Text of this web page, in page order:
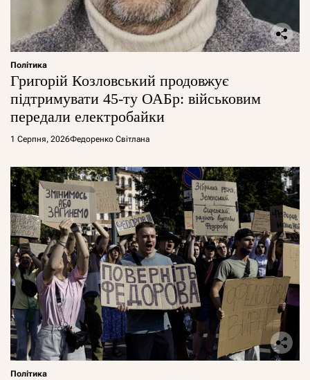
Політика
Григорій Козловський продовжує
підтримувати 45-ту ОАБр: військовим
передали електробайки
1 Серпня, 2026Федоренко Світлана
Політика